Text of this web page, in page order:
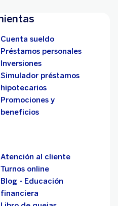
Cuenta sueldo
Préstamos personales
Inversiones
Simulador préstamos
hipotecarios
Promociones y
beneficios
Atención al cliente
Turnos online
Blog - Educación
financiera